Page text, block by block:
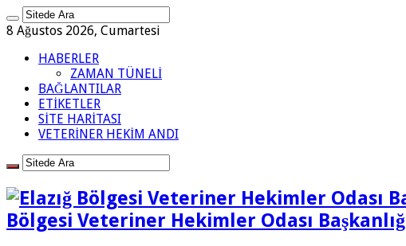
8 Ağustos 2026, Cumartesi
HABERLER
ZAMAN TÜNELİ
BAĞLANTILAR
ETİKETLER
SİTE HARİTASI
VETERİNER HEKİM ANDI
Bölgesi Veteriner Hekimler Odası